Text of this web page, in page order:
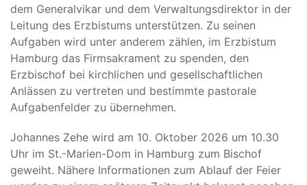
dem Generalvikar und dem Verwaltungsdirektor in der
Leitung des Erzbistums unterstützen. Zu seinen
Aufgaben wird unter anderem zählen, im Erzbistum
Hamburg das Firmsakrament zu spenden, den
Erzbischof bei kirchlichen und gesellschaftlichen
Anlässen zu vertreten und bestimmte pastorale
Aufgabenfelder zu übernehmen.
Johannes Zehe wird am 10. Oktober 2026 um 10.30
Uhr im St.-Marien-Dom in Hamburg zum Bischof
geweiht. Nähere Informationen zum Ablauf der Feier